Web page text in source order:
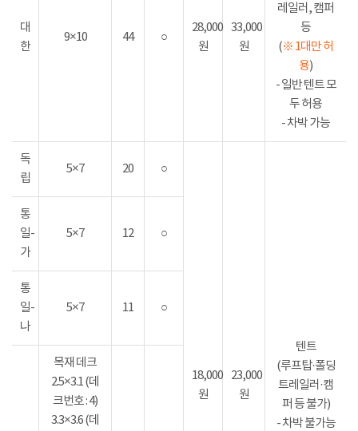
대
한
9×10 44 ○
28,000
원
33,000
원
레일러, 캠퍼
등
(※ 1대만 허
용)
- 일반 텐트 모
두 허용
- 차박 가능
독
립
5×7 20 ○
18,000
원
23,000
원
텐트
(루프탑·폴딩
트레일러·캠
퍼 등 불가)
- 차박 불가능
통
일-
가
5×7 12 ○
통
일-
나
5×7 11 ○
목재 데크
2.5×3.1 (데
크번호 : 4)
3.3×3.6 (데